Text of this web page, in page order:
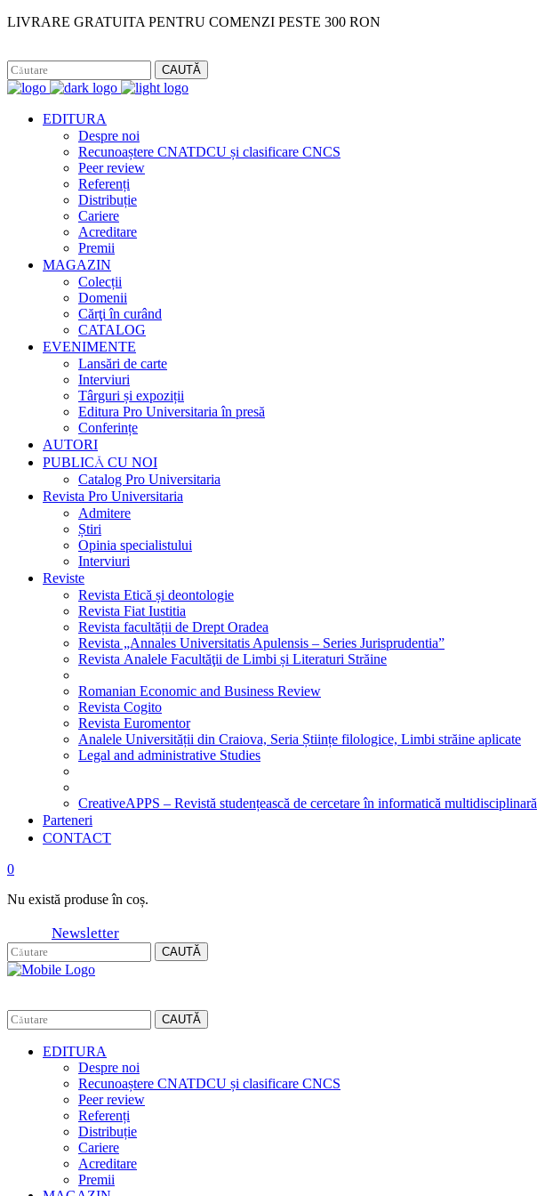
LIVRARE GRATUITA PENTRU COMENZI PESTE 300 RON
CAUTĂ
EDITURA
Despre noi
Recunoaștere CNATDCU și clasificare CNCS
Peer review
Referenți
Distribuție
Cariere
Acreditare
Premii
MAGAZIN
Colecții
Domenii
Cărţi în curând
CATALOG
EVENIMENTE
Lansări de carte
Interviuri
Târguri și expoziții
Editura Pro Universitaria în presă
Conferințe
AUTORI
PUBLICĂ CU NOI
Catalog Pro Universitaria
Revista Pro Universitaria
Admitere
Știri
Opinia specialistului
Interviuri
Reviste
Revista Etică și deontologie
Revista Fiat Iustitia
Revista facultății de Drept Oradea
Revista „Annales Universitatis Apulensis – Series Jurisprudentia”
Revista Analele Facultăţii de Limbi și Literaturi Străine
Romanian Economic and Business Review
Revista Cogito
Revista Euromentor
Analele Universității din Craiova, Seria Științe filologice, Limbi străine aplicate
Legal and administrative Studies
CreativeAPPS – Revistă studențească de cercetare în informatică multidisciplinară
Parteneri
CONTACT
0
Nu există produse în coș.
Newsletter
CAUTĂ
CAUTĂ
EDITURA
Despre noi
Recunoaștere CNATDCU și clasificare CNCS
Peer review
Referenți
Distribuție
Cariere
Acreditare
Premii